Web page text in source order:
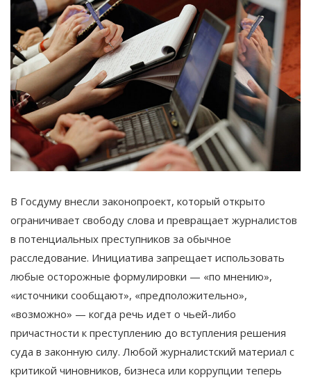
В Госдуму внесли законопроект, который открыто
ограничивает свободу слова и превращает журналистов
в потенциальных преступников за обычное
расследование. Инициатива запрещает использовать
любые осторожные формулировки — «по мнению»,
«источники сообщают», «предположительно»,
«возможно» — когда речь идет о чьей-либо
причастности к преступлению до вступления решения
суда в законную силу. Любой журналистский материал с
критикой чиновников, бизнеса или коррупции теперь